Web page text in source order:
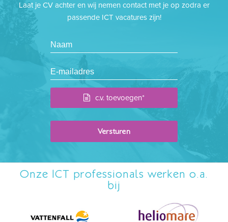
Laat je CV achter en wij nemen contact met je op zodra er
passende ICT vacatures zijn!
c.v. toevoegen*
Onze ICT professionals werken o.a.
bij